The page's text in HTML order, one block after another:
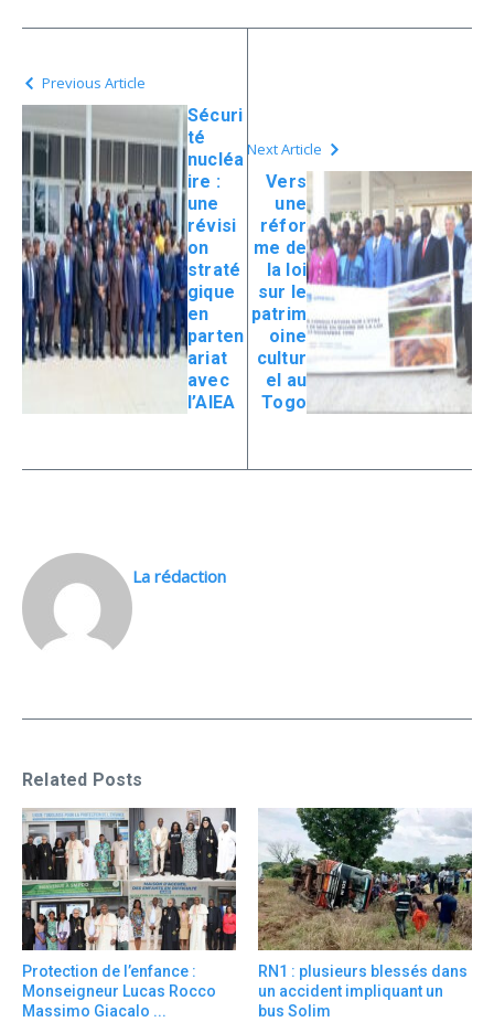
Previous Article
Sécuri
té
nucléa
ire :
une
révisi
on
straté
gique
en
parten
ariat
avec
l’AIEA
Next Article
Vers
une
réfor
me de
la loi
sur le
patrim
oine
cultur
el au
Togo
La rédaction
Related Posts
Protection de l’enfance :
Monseigneur Lucas Rocco
Massimo Giacalo ...
RN1 : plusieurs blessés dans
un accident impliquant un
bus Solim